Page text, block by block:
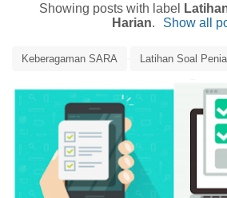
Showing posts with label
Harian. Show all
Keberagaman SARA Latihan Soal
Media Pembelajaran
PPKn Kelas 7 Bab 4